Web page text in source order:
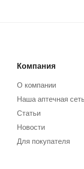
Компания
О компании
Наша аптечная
Статьи
Новости
Для покупателя